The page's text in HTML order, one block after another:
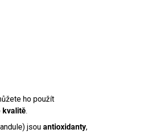
ho použít
kvalitě.
jsou antioxidanty,